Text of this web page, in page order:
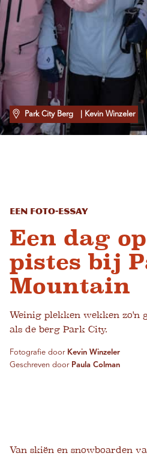
Park City Berg | Kevin Winzeler
Een foto-essay
Een dag
pistes bij
Mountain
Weinig plekken wekken zo'n
als de berg Park City.
Fotografie door Kevin Winzeler
Geschreven door Paula Colman
Van skiën en snowboarden